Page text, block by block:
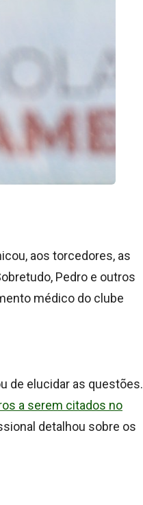
aos torcedores, as
Pedro e outros
médico do clube
de elucidar as questões.
a serem citados no
detalhou sobre os